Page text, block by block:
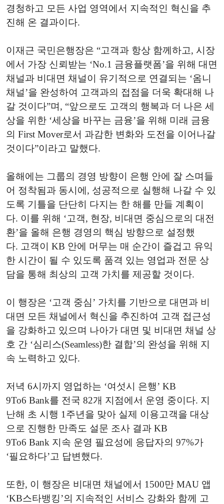
경청하고 모든 사업 영역에서 지속적인 혁신을 추
진해 온 결과이다.
이재근 국민은행장은 “고객과 항상 함께하고, 시장
에서 가장 신뢰받는 ‘No.1 금융플랫폼’을 위해 대면
채널과 비대면 채널이 유기적으로 연결되는 ‘옴니
채널’을 완성하여 고객과의 접점을 더욱 확대해 나
갈 것이다”며, “앞으로도 고객의 행복과 더 나은 세
상을 위한 ‘세상을 바꾸는 금융’을 위해 미래 금융
의 First Mover로서 과감한 변화와 도전을 이어나갈
것이다”이라고 말했다.
올해에는 그룹의 경영 방향이 은행 안에 잘 스며들
어 정착됨과 동시에, 성공적으로 실행해 나갈 수 있
도록 기틀을 단단히 다지는 한 해를 만들 계획이
다. 이를 위해 ‘고객, 현장, 비대면 중심으로의 대전
환’을 올해 은행 경영의 핵심 방향으로 설정했
다. 고객이 KB 안에 머무는 매 순간이 즐겁고 유익
한 시간이 될 수 있도록 품격 있는 영업과 전문 상
담을 통해 최상의 고객 가치를 제공할 것이다.
이 행장은 ‘고객 중심’ 가치를 기반으로 대면과 비
대면 모든 채널에서 혁신을 추진하여 고객 접근성
을 강화하고 있으며 나아가 대면 및 비대면 채널 상
호 간 ‘심리스(Seamless)한 결합’의 완성을 위해 지
속 노력하고 있다.
저녁 6시까지 영업하는 ‘여섯시 은행’ KB
9To6 Bank를 전국 82개 지점에서 운영 중이다. 지
난해 초 시행 1 주년을 맞아 실제 이용고객을 대상
으로 진행한 만족도 설문 조사 결과 KB
9To6 Bank 지속 운영 필요성에 응답자의 97%가
‘필요하다’고 답변했다.
또한, 이 행장은 비대면 채널에서 1500만 MAU 앱
‘KB스타뱅킹’의 지속적인 서비스 강화와 함께 고